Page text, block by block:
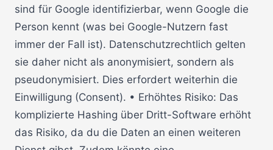
sind für Google identifizierbar, wenn Google die
Person kennt (was bei Google-Nutzern fast
immer der Fall ist). Datenschutzrechtlich gelten
sie daher nicht als anonymisiert, sondern als
pseudonymisiert. Dies erfordert weiterhin die
Einwilligung (Consent). • Erhöhtes Risiko: Das
komplizierte Hashing über Dritt-Software erhöht
das Risiko, da du die Daten an einen weiteren